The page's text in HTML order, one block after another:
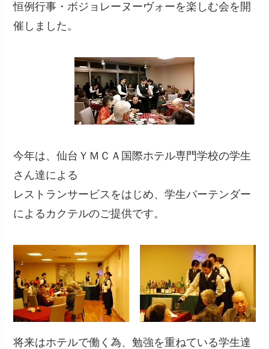
恒例行事・ボジョレーヌーヴォーを楽しむ会を開
催しました。
今年は、仙台ＹＭＣＡ国際ホテル専門学校の学生
さん達による
レストランサービスをはじめ、学生バーテンダー
によるカクテルのご提供です。
将来はホテルで働く為、勉強を重ねている学生達